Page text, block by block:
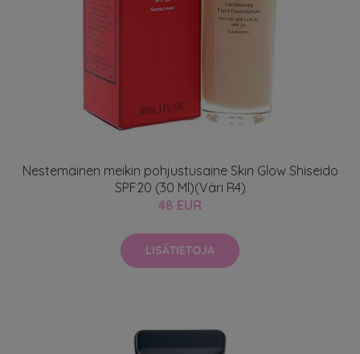
Nestemäinen meikin pohjustusaine Skin Glow Shiseido
SPF20 (30 Ml)(Väri R4)
48 EUR
LISÄTIETOJA